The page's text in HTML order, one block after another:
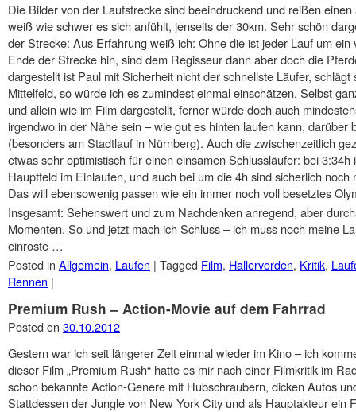
Die Bilder von der Laufstrecke sind beeindruckend und reißen
weiß wie schwer es sich anfühlt, jenseits der 30km. Sehr schön
der Strecke: Aus Erfahrung weiß ich: Ohne die ist jeder Lauf um ein
Ende der Strecke hin, sind dem Regisseur dann aber doch die
dargestellt ist Paul mit Sicherheit nicht der schnellste Läufer,
Mittelfeld, so würde ich es zumindest einmal einschätzen. Selbst
und allein wie im Film dargestellt, ferner würde doch auch
irgendwo in der Nähe sein – wie gut es hinten laufen kann, darüber
(besonders am Stadtlauf in Nürnberg). Auch die zwischenzeitlich
etwas sehr optimistisch für einen einsamen Schlussläufer: bei
Hauptfeld im Einlaufen, und auch bei um die 4h sind sicherlich
Das will ebensowenig passen wie ein immer noch voll besetztes
Insgesamt: Sehenswert und zum Nachdenken anregend, aber
Momenten. So und jetzt mach ich Schluss – ich muss noch meine
einroste …
Posted in Allgemein, Laufen | Tagged Film, Hallervorden, Kritik,
Rennen |
Premium Rush – Action-Movie auf dem Fahrrad
Posted on 30.10.2012
Gestern war ich seit längerer Zeit einmal wieder im Kino – ich
dieser Film „Premium Rush“ hatte es mir nach einer Filmkritik im
schon bekannte Action-Genere mit Hubschraubern, dicken Autos
Stattdessen der Jungle von New York City und als Hauptakteur ein